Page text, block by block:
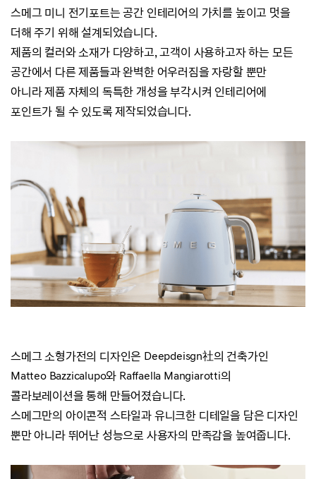
스메그 미니 전기포트는 공간 인테리어의 가치를 높이고 멋을
더해 주기 위해 설계되었습니다.
제품의 컬러와 소재가 다양하고,고객이 사용하고자 하는 모든
공간에서 다른 제품들과 완벽한 어우러짐을 자랑할 뿐만
아니라제품 자체의 독특한 개성을 부각시켜 인테리어에
포인트가 될 수 있도록 제작되었습니다.
스메그 소형가전의 디자인은 Deepdeisgn社의 건축가인
Matteo Bazzicalupo와 Raffaella Mangiarotti의
콜라보레이션을 통해 만들어졌습니다.
스메그만의 아이콘적 스타일과 유니크한 디테일을 담은 디자인
뿐만 아니라 뛰어난 성능으로 사용자의 만족감을 높여줍니다.